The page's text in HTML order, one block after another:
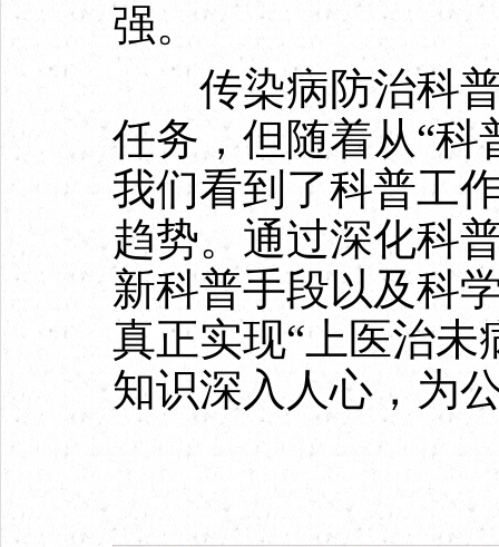
强。
传染病防治科普
任务，但随着从“科
我们看到了科普工
趋势。通过深化科
新科普手段以及科
真正实现“上医治未
知识深入人心，为